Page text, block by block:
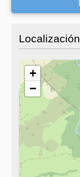
Localización
+
−